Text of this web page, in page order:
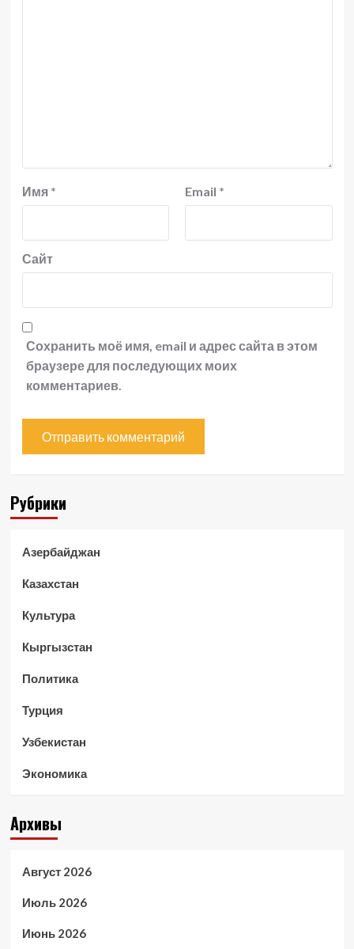
Имя * Email *
Сайт
Сохранить моё имя, email и адрес сайта в этом
браузере для последующих моих
комментариев.
Рубрики
Азербайджан
Казахстан
Культура
Кыргызстан
Политика
Турция
Узбекистан
Экономика
Архивы
Август 2026
Июль 2026
Июнь 2026